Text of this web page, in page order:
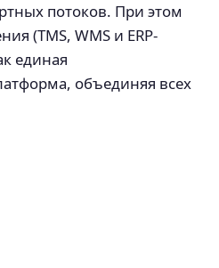
потоков. При этом
(TMS, WMS и ERP-
единая
объединяя всех